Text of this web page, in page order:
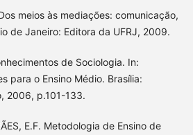
meios às mediações: comunicação,
de Janeiro: Editora da UFRJ, 2009.
de Sociologia. In:
para o Ensino Médio. Brasília:
2006, p.101-133.
E.F. Metodologia de Ensino de